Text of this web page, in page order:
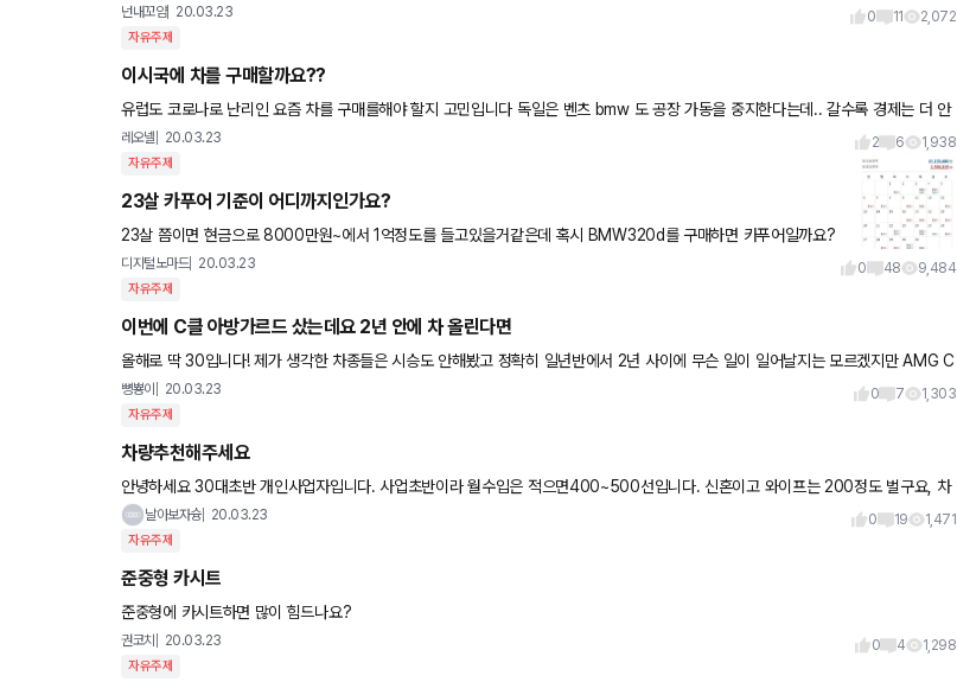
6를 지금 사야하나요? 할인은 언제쯤 해주나요?
넌내꼬얌 20.03.23 0 11 2,072
자유주제
이시국에 차를 구매할까요??
유럽도 코로나로 난리인 요즘 차를 구매를해야 할지 고민입니다 독일은 벤츠 bmw 도 공장 가동을 중지한다는데.. 갈수록 경제는 더 안
좋을듯싶으나 계약해논 차량이 담달이면 받을수 있을꺼같습니다 하지
레오넬 20.03.23 2 6 1,938
자유주제
23살 카푸어 기준이 어디까지인가요?
23살 쯤이면 현금으로 8000만원~에서 1억정도를 들고있을거같은데 혹시 BMW320d를 구매하면 카푸어일까요?
직업은 없고 대학생인데 부업으로 유튜브를 하고있습니다. 일정한 수입은 없고 수입 편
디지털노마드 20.03.23 0 48 9,484
자유주제
이번에 C클 아방가르드 샀는데요 2년 안에 차 올린다면
올해로 딱 30입니다! 제가 생각한 차종들은 시승도 안해봤고 정확히 일년반에서 2년 사이에 무슨 일이 일어날지는 모르겠지만 AMG C
뼝뿅이 20.03.23 0 7 1,303
자유주제
차량추천해주세요
안녕하세요 30대초반 개인사업자입니다. 사업초반이라 월수입은 적으면400~500선입니다. 신혼이고 와이프는 200정도 벌구요, 차
에쓰려고 2500정도 모아놨구요 자녀계획은 앞으로2년?정도뒤에 갖을생
날아보자슝 20.03.23 0 19 1,471
자유주제
준중형 카시트
준중형에 카시트하면 많이 힘드나요?
권코치 20.03.23 0 4 1,298
자유주제